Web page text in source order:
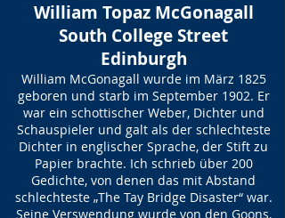
William Topaz McGonagall
South College Street
Edinburgh
William McGonagall wurde im März 1825
geboren und starb im September 1902. Er
war ein schottischer Weber, Dichter und
Schauspieler und galt als der schlechteste
Dichter in englischer Sprache, der Stift zu
Papier brachte. Ich schrieb über 200
Gedichte, von denen das mit Abstand
schlechteste „The Tay Bridge Disaster“ war.
Seine Verswendung wurde von den Goons,